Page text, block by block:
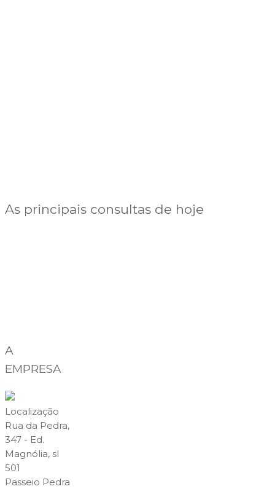
As principais consultas de hoje
A
EMPRESA
Localização
Rua da Pedra,
347 - Ed.
Magnólia, sl
501
Passeio Pedra